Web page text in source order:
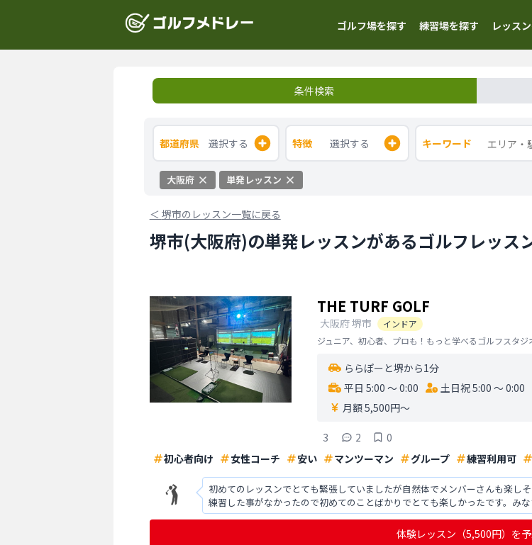
ゴルフ場を探す 練習場を探す レッス
条件検索
都道府県 選択する 特徴 選択する キーワード
大阪府 単発レッスン
＜ 堺市のレッスン一覧に戻る
堺市(大阪府)の単発レッスンがあるゴルフレッス
THE TURF GOLF
大阪府堺市
インドア
ジュニア、初心者、プロも！もっと学べるゴルフスタジ
ららぽーと堺から1分
平日 5:00 〜 0:00
土日祝 5:00 〜 0:00
月額 5,500円〜
3 2
0
初心者向け
女性コーチ 安い マンツーマン グループ 練習利用可
初めてのレッスンでとても緊張していましたが自然体でメンバーさんも楽し
練習した事がなかったので初めてのことばかりでとても楽しかったです。み
がいらっしゃるときいて安心しました。是非とも通わ
体験レッスン （5,500円） を